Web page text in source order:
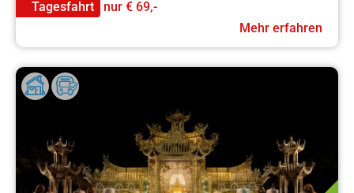
Tagesfahrt
nur € 69,-
Mehr erfahren